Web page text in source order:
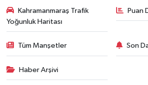
Kahramanmaraş Trafik
Yoğunluk Haritası
Puan
Tüm Manşetler Son
Haber Arşivi